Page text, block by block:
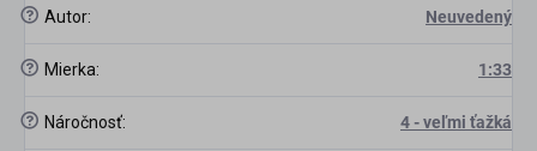
? Autor: Neuvedený
? Mierka: 1:33
? Náročnosť: 4 - veľmi ťažká